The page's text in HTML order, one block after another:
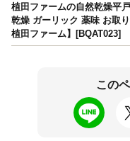
植田ファームの自然乾燥平
乾燥 ガーリック 薬味 お取
植田ファーム】[BQAT023]
この